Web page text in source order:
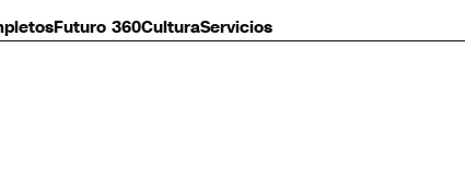
Futuro 360CulturaServicios